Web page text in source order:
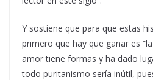
Y sostiene que para que estas
primero que hay que ganar es
amor tiene formas y ha dado
todo puritanismo sería inútil,